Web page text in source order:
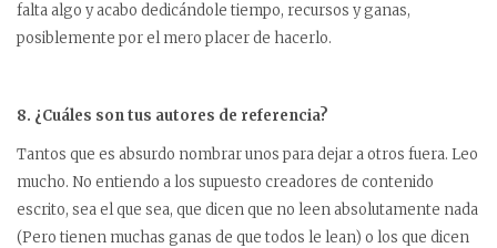
falta algo y acabo dedicándole tiempo, recursos y ganas,
posiblemente por el mero placer de hacerlo.
8. ¿Cuáles son tus autores de referencia?
Tantos que es absurdo nombrar unos para dejar a otros fuera. Leo
mucho. No entiendo a los supuesto creadores de contenido
escrito, sea el que sea, que dicen que no leen absolutamente nada
(Pero tienen muchas ganas de que todos le lean) o los que dicen